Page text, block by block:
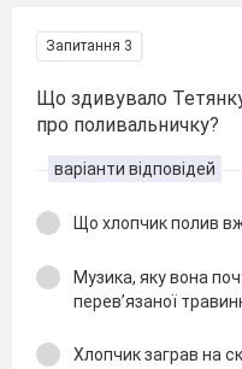
Запитання 3
Що здивувало
про поливальничку?
варіанти відповідей
Що хлопчик полив
Музика, яку вона
перев’язаної
Хлопчик заграв на